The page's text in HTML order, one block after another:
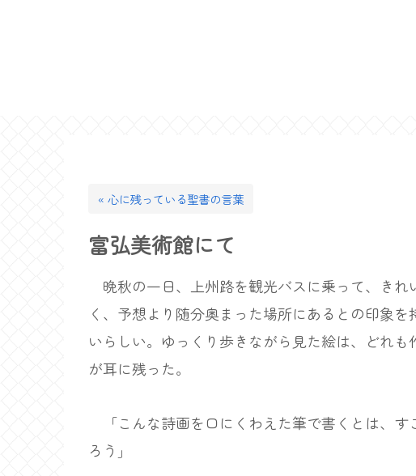
« 心に残っている聖書の言葉
富弘美術館にて
晩秋の一日、上州路を観光バスに乗って、き
く、予想より随分奥まった場所にあるとの印象
いらしい。ゆっくり歩きながら見た絵は、どれ
が耳に残った。
「こんな詩画を口にくわえた筆で書くとは、
ろう」